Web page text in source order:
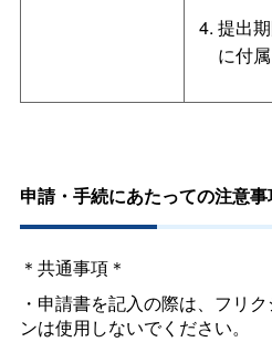
提出
に付属
申請・手続にあたっての注意事
＊共通事項＊
・申請書を記入の際は、フリ
ンは使用しないでください。